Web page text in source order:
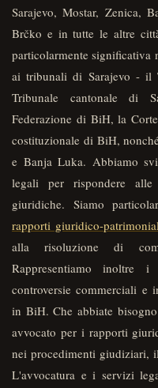
Sarajevo, Mostar, Zenica,
Brčko e in tutte le altre
particolarmente significativa
ai tribunali di Sarajevo - il
Tribunale cantonale di
Federazione di BiH, la
costituzionale di BiH,
e Banja Luka. Abbiamo
legali per rispondere
giuridiche. Siamo
rapporti giuridico-
alla risoluzione di
Rappresentiamo
controversie commerciali
in BiH. Che abbiate
avvocato per i rapporti
nei procedimenti giudiziari,
L'avvocatura e i servizi